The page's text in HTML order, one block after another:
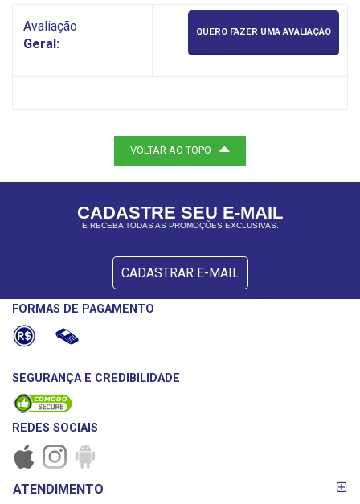
Avaliação
Geral:
QUERO FAZER UMA AVALIAÇÃO
VOLTAR AO TOPO
CADASTRE SEU E-MAIL
E RECEBA TODAS AS PROMOÇÕES EXCLUSIVAS.
CADASTRAR E-MAIL
FORMAS DE PAGAMENTO
SEGURANÇA E CREDIBILIDADE
REDES SOCIAIS
PAGAMENTO
ATENDIMENTO